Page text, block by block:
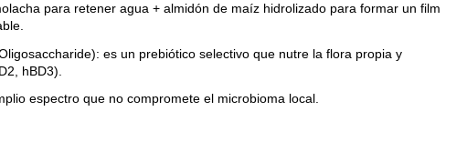
para retener agua + almidón de maíz hidrolizado para formar un film
es un prebiótico selectivo que nutre la flora propia y
hBD3).
espectro que no compromete el microbioma local.